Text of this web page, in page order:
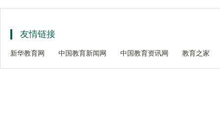
友情链接
新华教育网 中国教育新闻网 中国教育资讯网 教育之家